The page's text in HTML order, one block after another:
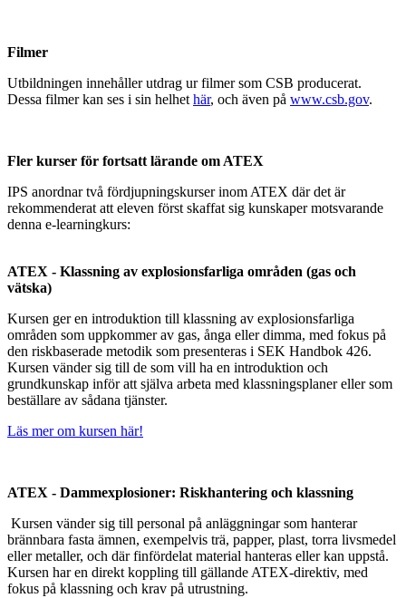
Filmer
Utbildningen innehåller utdrag ur filmer som CSB producerat.
Dessa filmer kan ses i sin helhet här, och även på www.csb.gov.
Fler kurser för fortsatt lärande om ATEX
IPS anordnar två fördjupningskurser inom ATEX där det är
rekommenderat att eleven först skaffat sig kunskaper motsvarande
denna e-learningkurs:
ATEX - Klassning av explosionsfarliga områden (gas och
vätska)
Kursen ger en introduktion till klassning av explosionsfarliga
områden som uppkommer av gas, ånga eller dimma, med fokus på
den riskbaserade metodik som presenteras i SEK Handbok 426.
Kursen vänder sig till de som vill ha en introduktion och
grundkunskap inför att själva arbeta med klassningsplaner eller som
beställare av sådana tjänster.
Läs mer om kursen här!
ATEX - Dammexplosioner: Riskhantering och klassning
Kursen vänder sig till personal på anläggningar som hanterar
brännbara fasta ämnen, exempelvis trä, papper, plast, torra livsmedel
eller metaller, och där finfördelat material hanteras eller kan uppstå.
Kursen har en direkt koppling till gällande ATEX-direktiv, med
fokus på klassning och krav på utrustning.